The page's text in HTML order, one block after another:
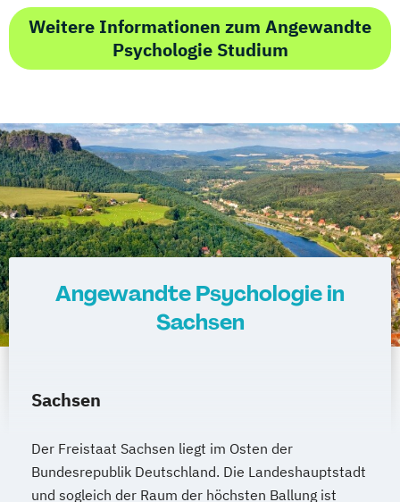
Weitere Informationen zum Angewandte
Psychologie Studium
Angewandte Psychologie in
Sachsen
Sachsen
Der Freistaat Sachsen liegt im Osten der
Bundesrepublik Deutschland. Die Landeshauptstadt
und sogleich der Raum der höchsten Ballung ist